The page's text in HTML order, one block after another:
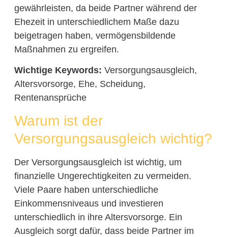
gewährleisten, da beide Partner während der
Ehezeit in unterschiedlichem Maße dazu
beigetragen haben, vermögensbildende
Maßnahmen zu ergreifen.
Wichtige Keywords: Versorgungsausgleich,
Altersvorsorge, Ehe, Scheidung,
Rentenansprüche
Warum ist der
Versorgungsausgleich wichtig?
Der Versorgungsausgleich ist wichtig, um
finanzielle Ungerechtigkeiten zu vermeiden.
Viele Paare haben unterschiedliche
Einkommensniveaus und investieren
unterschiedlich in ihre Altersvorsorge. Ein
Ausgleich sorgt dafür, dass beide Partner im